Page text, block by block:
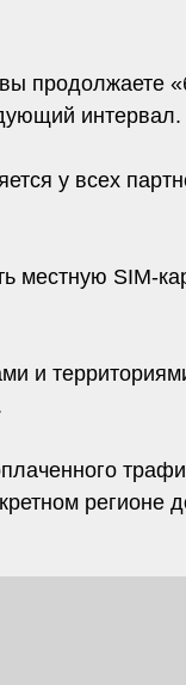
продолжаете
интервал.
у всех
местную SIM-
и
регионе